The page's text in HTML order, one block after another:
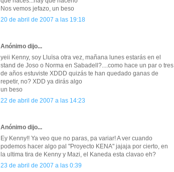
Nos vemos jefazo, un beso
20 de abril de 2007 a las 19:18
Anónimo dijo...
yeii Kenny, soy Lluïsa otra vez, mañana lunes estarás en el
stand de Joso o Norma en Sabadell?....como hace un par o tres
de años estuviste XDDD quizás te han quedado ganas de
repetir, no? XDD ya dirás algo
un beso
22 de abril de 2007 a las 14:23
Anónimo dijo...
Ey Kenny!! Ya veo que no paras, pa variar! A ver cuando
podemos hacer algo pal "Proyecto KENA" jajaja por cierto, en
la ultima tira de Kenny y Mazi, el Kaneda esta clavao eh?
23 de abril de 2007 a las 0:39